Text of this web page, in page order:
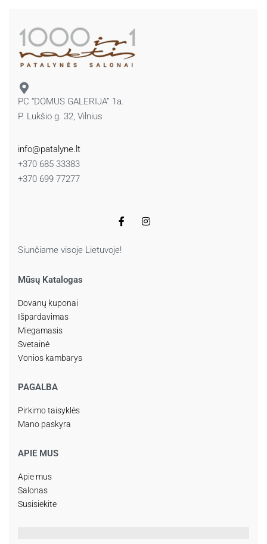
PC “DOMUS GALERIJA” 1a.
P. Lukšio g. 32, Vilnius
info@patalyne.lt
+370 685 33383
+370 699 77277
Siunčiame visoje Lietuvoje!
Mūsų Katalogas
Dovanų kuponai
Išpardavimas
Miegamasis
Svetainė
Vonios kambarys
PAGALBA
Pirkimo taisyklės
Mano paskyra
APIE MUS
Apie mus
Salonas
Susisiekite